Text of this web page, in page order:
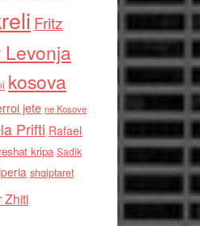
Fritz
Levonja
kosova
jete ne Kosove
Prifti Rafael
reshat kripa Sadik
shqiptaret
Zhiti